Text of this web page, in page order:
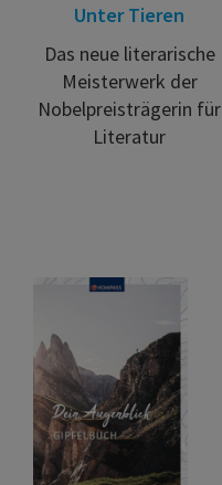
Unter Tieren
Das neue literarische
Meisterwerk der
Nobelpreisträgerin für
Literatur